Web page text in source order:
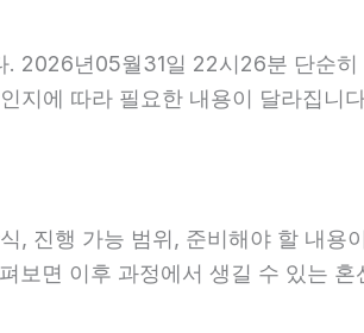
2026년05월31일 22시26분 단순
에 따라 필요한 내용이 달라집니
, 진행 가능 범위, 준비해야 할 내
보면 이후 과정에서 생길 수 있는 혼